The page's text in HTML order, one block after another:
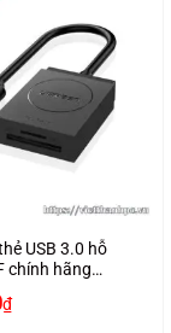
USB 3.0 hỗ
chính hãng
₫Giá
hiện